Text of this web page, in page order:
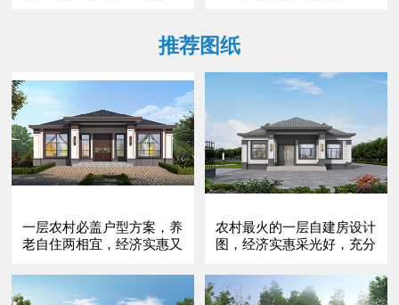
推荐图纸
一层农村必盖户型方案，养
老自住两相宜，经济实惠又
农村最火的一层自建房设计
图，经济实惠采光好，充分